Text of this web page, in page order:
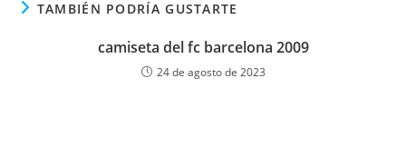
TAMBIÉN PODRÍA GUSTARTE
camiseta del fc barcelona 2009
24 de agosto de 2023